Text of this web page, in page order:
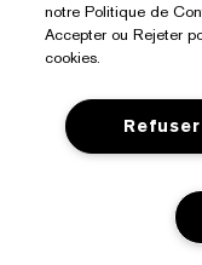
Besoin D’aide ?
notre Politique de
Accepter ou Rejeter
cookies.
Refuser